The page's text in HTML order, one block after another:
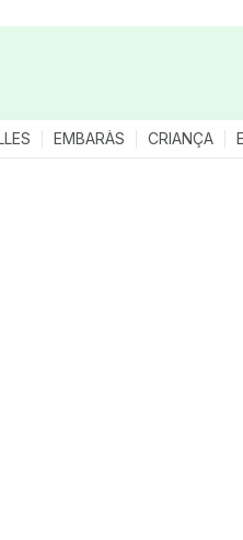
EMBARÀS CRIANÇA